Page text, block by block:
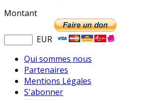
Montant
EUR
Qui sommes nous
Partenaires
Mentions Légales
S'abonner